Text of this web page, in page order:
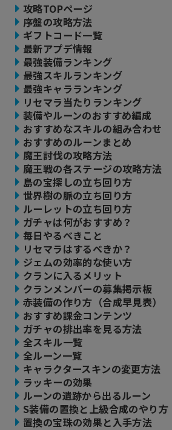
攻略TOPページ
序盤の攻略方法
ギフトコード一覧
最新アプデ情報
最強装備ランキング
最強スキルランキング
最強キャラランキング
リセマラ当たりランキング
装備やルーンのおすすめ編成
おすすめなスキルの組み合わせ
おすすめのルーンまとめ
魔王討伐の攻略方法
魔王戦の各ステージの攻略方法
島の宝探しの立ち回り方
世界樹の脈の立ち回り方
ルーレットの立ち回り方
ガチャは何がおすすめ？
毎日やるべきこと
リセマラはするべきか？
ジェムの効率的な使い方
クランに入るメリット
クランメンバーの募集掲示板
赤装備の作り方（合成早見表）
おすすめ課金コンテンツ
ガチャの排出率を見る方法
全スキル一覧
全ルーン一覧
キャラクタースキンの変更方法
ラッキーの効果
ルーンの遺跡から出るルーン
S装備の置換と上級合成のやり方
置換の宝珠の効果と入手方法